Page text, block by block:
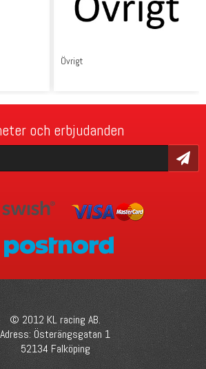
Övrigt
och erbjudanden
Skicka
© 2012 KL racing AB.
Adress: Österängsgatan 1
52134 Falköping